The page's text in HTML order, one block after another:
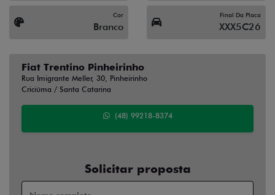
Cor
Branco
Final Da Placa
XXX5C26
Fiat Trentino Pinheirinho
Rua Imigrante Meller, 30, Pinheirinho
Criciúma / Santa Catarina
(48) 99218-8374
Solicitar proposta